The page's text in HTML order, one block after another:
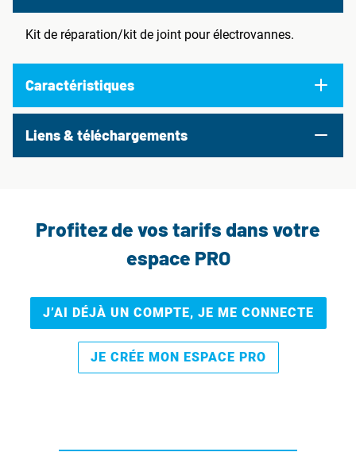
Kit de réparation/kit de joint pour électrovannes.
Caractéristiques
Liens & téléchargements
Profitez de vos tarifs dans votre
espace PRO
J’AI DÉJÀ UN COMPTE, JE ME CONNECTE
JE CRÉE MON ESPACE PRO